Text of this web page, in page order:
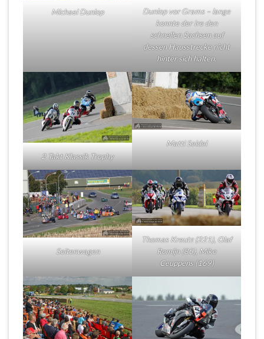
Michael Dunlop
Dunlop vor Grams – lange
konnte der Ire den
schnellen Sachsen auf
dessen Hausstrecke nicht
hinter sich halten.
2 Takt Klassik Trophy
Matti Seidel
Seitenwagen
Thomas Kreutz (221), Olaf
Romijn (85), Mike
Ceuppens (169)